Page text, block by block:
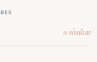
0 résultat